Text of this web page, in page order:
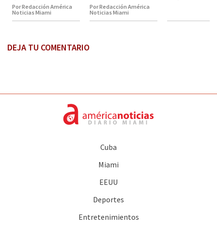
Por Redacción América
Noticias Miami
Por Redacción América
Noticias Miami
DEJA TU COMENTARIO
Cuba
Miami
EEUU
Deportes
Entretenimientos